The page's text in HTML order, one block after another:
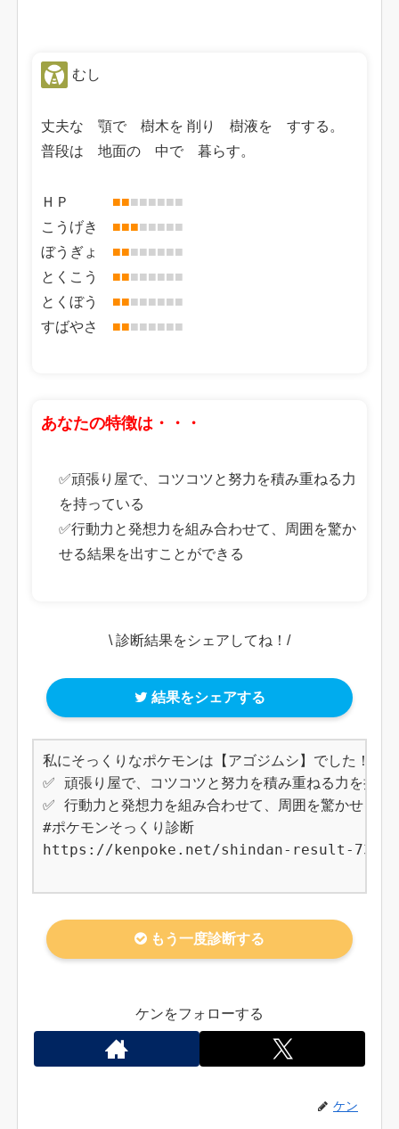
むし
丈夫な 顎で 樹木を 削り 樹液を すする。
普段は 地面の 中で 暮らす。
ＨＰ ■■■■■■■■
こうげき ■■■■■■■■
ぼうぎょ ■■■■■■■■
とくこう ■■■■■■■■
とくぼう ■■■■■■■■
すばやさ ■■■■■■■■
あなたの特徴は・・・
✅頑張り屋で、コツコツと努力を積み重ねる力
を持っている
✅行動力と発想力を組み合わせて、周囲を驚か
せる結果を出すことができる
\ 診断結果をシェアしてね！/
結果をシェアする
私にそっくりなポケモンは【アゴジムシ】でした！
✅ 頑張り屋で、コツコツと努力を積み重ねる力を持っ
✅ 行動力と発想力を組み合わせて、周囲を驚かせる結
#ポケモンそっくり診断
https://kenpoke.net/shindan-result-736
もう一度診断する
ケンをフォローする
ケン